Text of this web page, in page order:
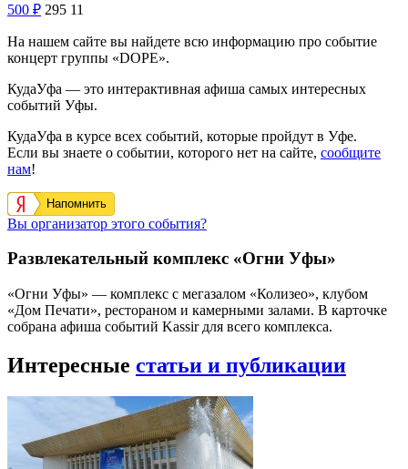
500 ₽ 295 11
На нашем сайте вы найдете всю информацию про событие
концерт группы «DOPE».
КудаУфа — это интерактивная афиша самых интересных
событий Уфы.
КудаУфа в курсе всех событий, которые пройдут в Уфе.
Если вы знаете о событии, которого нет на сайте, сообщите
нам!
Напомнить
Вы организатор этого события?
Развлекательный комплекс «Огни Уфы»
«Огни Уфы» — комплекс с мегазалом «Колизео», клубом
«Дом Печати», рестораном и камерными залами. В карточке
собрана афиша событий Kassir для всего комплекса.
Интересные статьи и публикации